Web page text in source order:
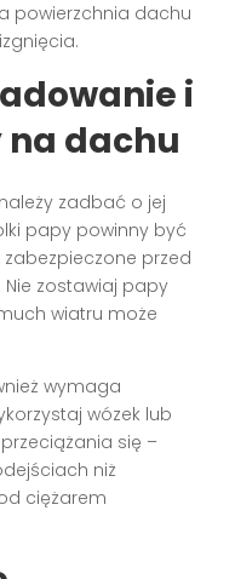
powierzchnia dachu
i
dachu
zadbać o jej
papy powinny być
zabezpieczone przed
zostawiaj papy
wiatru może
wymaga
wózek lub
się –
niż
ciężarem